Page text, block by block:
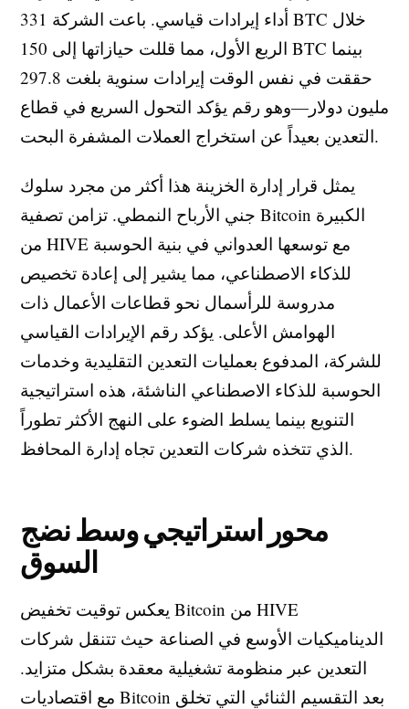
أداء إيرادات قياسي. باعت الشركة 331 BTC خلال
الربع الأول، مما قللت حيازاتها إلى 150 BTC بينما
حققت في نفس الوقت إيرادات سنوية بلغت 297.8
مليون دولار—وهو رقم يؤكد التحول السريع في قطاع
التعدين بعيداً عن استخراج العملات المشفرة البحت.
يمثل قرار إدارة الخزينة هذا أكثر من مجرد سلوك
جني الأرباح النمطي. تزامن تصفية Bitcoin الكبيرة
من HIVE مع توسعها العدواني في بنية الحوسبة
للذكاء الاصطناعي، مما يشير إلى إعادة تخصيص
مدروسة للرأسمال نحو قطاعات الأعمال ذات
الهوامش الأعلى. يؤكد رقم الإيرادات القياسي
للشركة، المدفوع بعمليات التعدين التقليدية وخدمات
الحوسبة للذكاء الاصطناعي الناشئة، هذه استراتيجية
التنويع بينما يسلط الضوء على النهج الأكثر تطوراً
الذي تتخذه شركات التعدين تجاه إدارة المحافظ.
محور استراتيجي وسط نضج
السوق
يعكس توقيت تخفيض Bitcoin من HIVE
الديناميكيات الأوسع في الصناعة حيث تتنقل شركات
التعدين عبر منظومة تشغيلية معقدة بشكل متزايد.
مع اقتصاديات Bitcoin بعد التقسيم الثنائي التي تخلق